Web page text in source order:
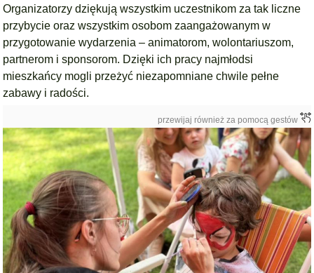
Organizatorzy dziękują wszystkim uczestnikom za tak liczne
przybycie oraz wszystkim osobom zaangażowanym w
przygotowanie wydarzenia – animatorom, wolontariuszom,
partnerom i sponsorom. Dzięki ich pracy najmłodsi
mieszkańcy mogli przeżyć niezapomniane chwile pełne
zabawy i radości.
przewijaj również za pomocą gestów